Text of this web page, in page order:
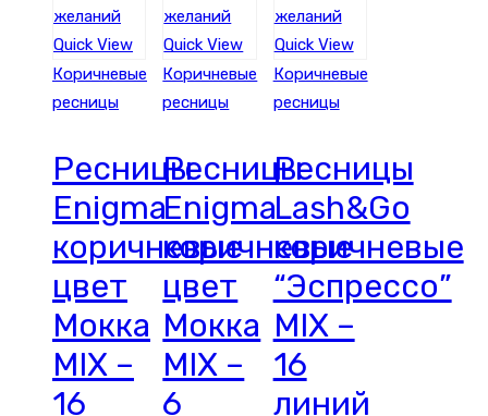
желаний
Quick View
Коричневые
ресницы
Ресницы
Enigma
коричневые
цвет
Мокка
MIX –
16
желаний
Quick View
Коричневые
ресницы
Ресницы
Enigma
коричневые
цвет
Мокка
MIX –
6
желаний
Quick View
Коричневые
ресницы
Ресницы
Lash&Go
коричневые
“Эспрессо”
MIX –
16
линий